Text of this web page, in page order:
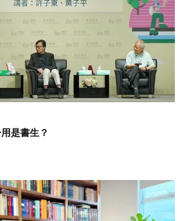
是書生？